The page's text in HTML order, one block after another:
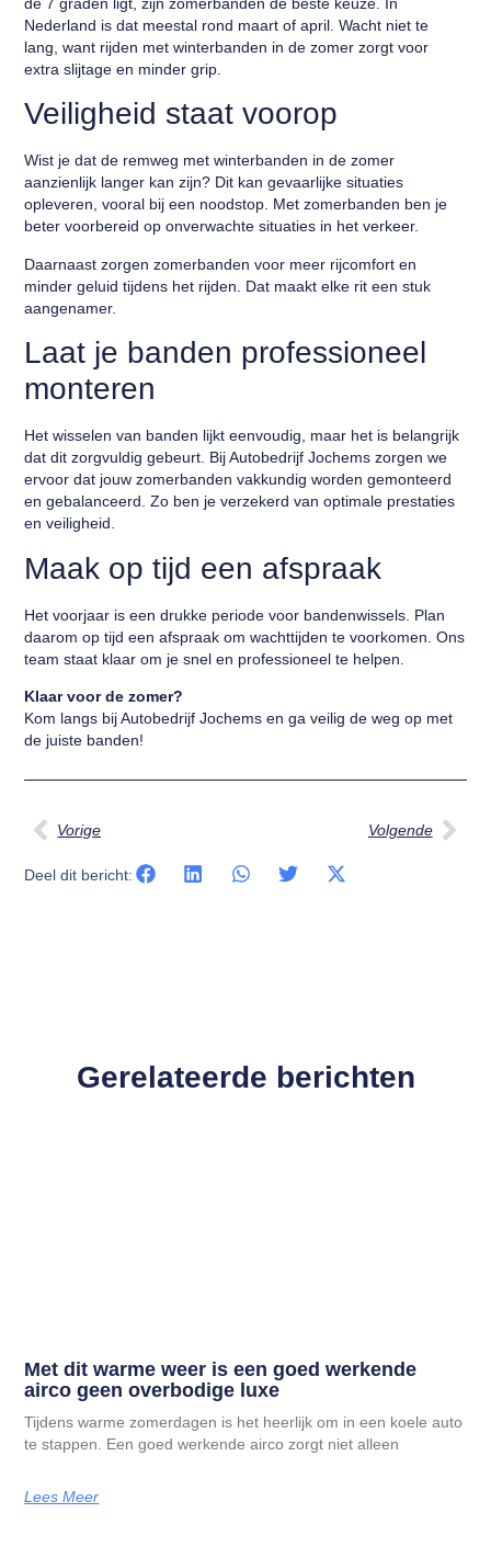
Nederland is dat meestal rond maart of april. Wacht niet te
lang, want rijden met winterbanden in de zomer zorgt voor
extra slijtage en minder grip.
Veiligheid staat voorop
Wist je dat de remweg met winterbanden in de zomer
aanzienlijk langer kan zijn? Dit kan gevaarlijke situaties
opleveren, vooral bij een noodstop. Met zomerbanden ben je
beter voorbereid op onverwachte situaties in het verkeer.
Daarnaast zorgen zomerbanden voor meer rijcomfort en
minder geluid tijdens het rijden. Dat maakt elke rit een stuk
aangenamer.
Laat je banden professioneel
monteren
Het wisselen van banden lijkt eenvoudig, maar het is belangrijk
dat dit zorgvuldig gebeurt. Bij Autobedrijf Jochems zorgen we
ervoor dat jouw zomerbanden vakkundig worden gemonteerd
en gebalanceerd. Zo ben je verzekerd van optimale prestaties
en veiligheid.
Maak op tijd een afspraak
Het voorjaar is een drukke periode voor bandenwissels. Plan
daarom op tijd een afspraak om wachttijden te voorkomen. Ons
team staat klaar om je snel en professioneel te helpen.
Klaar voor de zomer?
Kom langs bij Autobedrijf Jochems en ga veilig de weg op met
de juiste banden!
Vorige Volgende
Deel dit bericht:
Gerelateerde berichten
Met dit warme weer is een goed werkende
airco geen overbodige luxe
Tijdens warme zomerdagen is het heerlijk om in een koele auto
te stappen. Een goed werkende airco zorgt niet alleen
Lees Meer